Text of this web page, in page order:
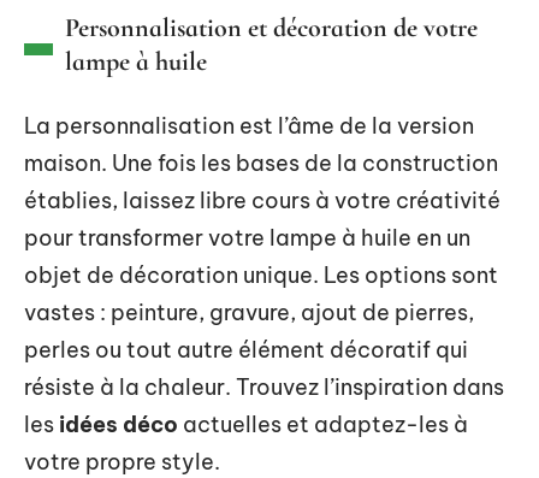
Personnalisation et décoration de votre
lampe à huile
La personnalisation est l’âme de la version
maison. Une fois les bases de la construction
établies, laissez libre cours à votre créativité
pour transformer votre lampe à huile en un
objet de décoration unique. Les options sont
vastes : peinture, gravure, ajout de pierres,
perles ou tout autre élément décoratif qui
résiste à la chaleur. Trouvez l’inspiration dans
les idées déco actuelles et adaptez-les à
votre propre style.